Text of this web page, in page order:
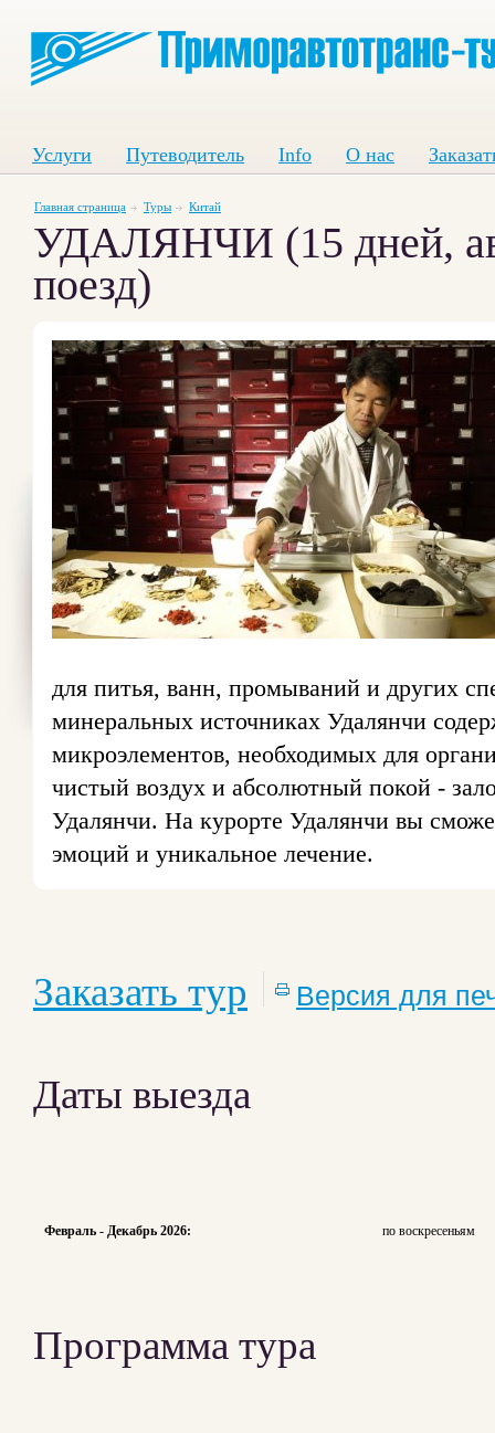
Услуги Путеводитель Info О нас
Главная страница Туры Китай
УДАЛЯНЧИ (15 дней,
поезд)
для питья, ванн, промываний и других
минеральных источниках Удалянчи
микроэлементов, необходимых для
чистый воздух и абсолютный покой -
Удалянчи. На курорте Удалянчи вы
эмоций и уникальное лечение.
Заказать тур Версия для
Даты выезда
Февраль - Декабрь 2026: по воскресеньям
Программа тура